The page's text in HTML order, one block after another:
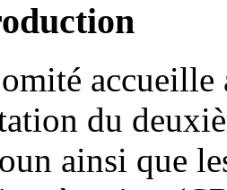
accueille
du
ainsi que